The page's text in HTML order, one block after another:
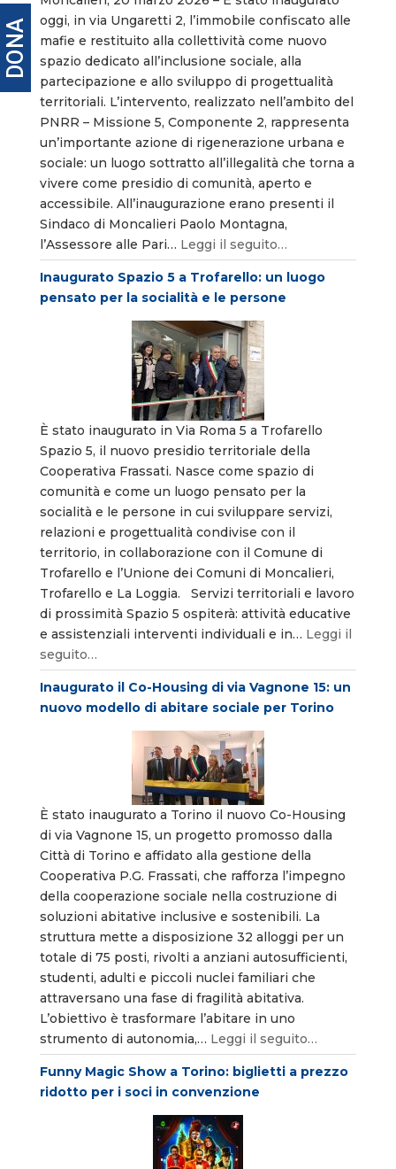
oggi, in via Ungaretti 2, l’immobile confiscato alle
mafie e restituito alla collettività come nuovo
spazio dedicato all’inclusione sociale, alla
partecipazione e allo sviluppo di progettualità
territoriali. L’intervento, realizzato nell’ambito del
PNRR – Missione 5, Componente 2, rappresenta
un’importante azione di rigenerazione urbana e
sociale: un luogo sottratto all’illegalità che torna a
vivere come presidio di comunità, aperto e
accessibile. All’inaugurazione erano presenti il
Sindaco di Moncalieri Paolo Montagna,
l’Assessore alle Pari… Leggi il seguito…
Inaugurato Spazio 5 a Trofarello: un luogo
pensato per la socialità e le persone
È stato inaugurato in Via Roma 5 a Trofarello
Spazio 5, il nuovo presidio territoriale della
Cooperativa Frassati. Nasce come spazio di
comunità e come un luogo pensato per la
socialità e le persone in cui sviluppare servizi,
relazioni e progettualità condivise con il
territorio, in collaborazione con il Comune di
Trofarello e l’Unione dei Comuni di Moncalieri,
Trofarello e La Loggia. Servizi territoriali e lavoro
di prossimità Spazio 5 ospiterà: attività educative
e assistenziali interventi individuali e in… Leggi il
seguito…
Inaugurato il Co-Housing di via Vagnone 15: un
nuovo modello di abitare sociale per Torino
È stato inaugurato a Torino il nuovo Co-Housing
di via Vagnone 15, un progetto promosso dalla
Città di Torino e affidato alla gestione della
Cooperativa P.G. Frassati, che rafforza l’impegno
della cooperazione sociale nella costruzione di
soluzioni abitative inclusive e sostenibili. La
struttura mette a disposizione 32 alloggi per un
totale di 75 posti, rivolti a anziani autosufficienti,
studenti, adulti e piccoli nuclei familiari che
attraversano una fase di fragilità abitativa.
L’obiettivo è trasformare l’abitare in uno
strumento di autonomia,… Leggi il seguito…
Funny Magic Show a Torino: biglietti a prezzo
ridotto per i soci in convenzione
DONA